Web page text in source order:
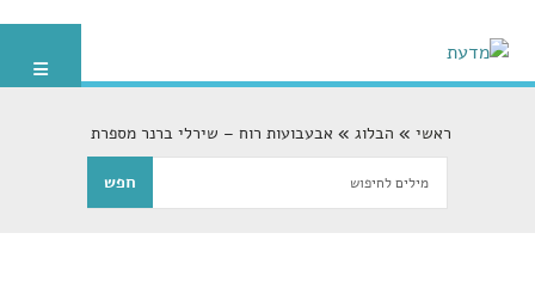
ראשי הבלוג אבעבועות רוח – שירלי ברנר מספרת